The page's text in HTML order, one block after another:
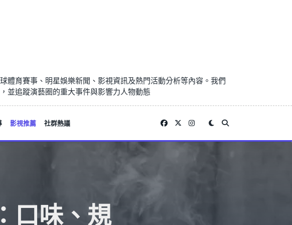
體育賽事、明星娛樂新聞、影視資訊及熱門活動分析等內容。我們
並追蹤演藝圈的重大事件與影響力人物動態
影視推薦 社群熱議
口味、規